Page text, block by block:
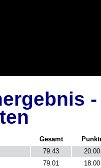
Gesamt
79.43
20.00
79.01
18.00